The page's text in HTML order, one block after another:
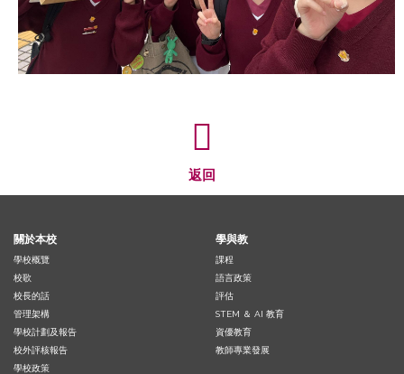
返回
關於本校
學校概覽
校歌
校長的話
管理架構
學校計劃及報告
校外評核報告
學校政策
學與教
課程
語言政策
評估
STEM ＆ AI 教育
資優教育
教師專業發展